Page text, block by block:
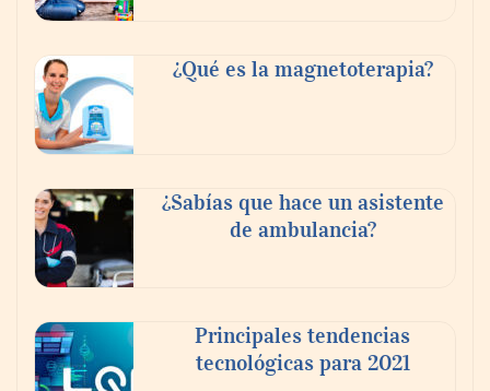
buscan proyectar talento mexicano y
fortalecer el turismo médico
¿Qué es la magnetoterapia?
¿Sabías que hace un asistente
de ambulancia?
Principales tendencias
tecnológicas para 2021